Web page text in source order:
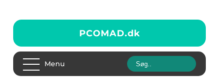
PCOMAD.dk
Menu